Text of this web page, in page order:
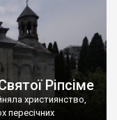
Ріпсіме
християнство,
пересічних